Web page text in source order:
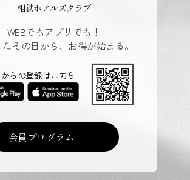
相鉄ホテルズクラブ
WEBでもアプリでも！
その日から、お得が始まる。
会員プログラム
らの登録はこちら